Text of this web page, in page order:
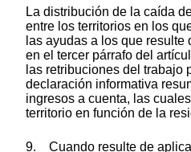
La distribución de la caída
entre los territorios en los
las ayudas a los que
en el tercer párrafo del
las retribuciones del trabajo
declaración informativa
ingresos a cuenta, las
territorio en función de la
9. Cuando resulte de